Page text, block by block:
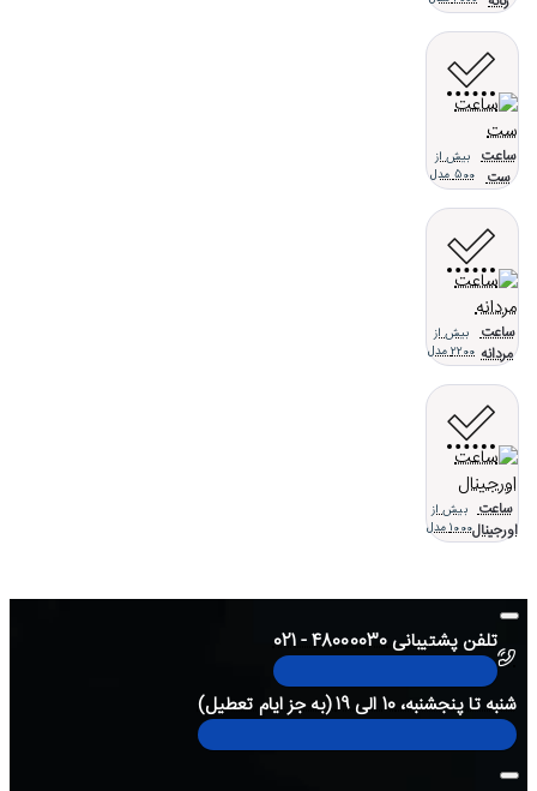
ساعت
ست
بیش از
500 مدل
ساعت
مردانه
بیش از
2200 مدل
ساعت
اورجینال
بیش از
1000 مدل
تلفن پشتیبانی 48000030 - 021
شنبه تا پنجشنبه، 10 الی 19 (به جز ایام تعطیل)